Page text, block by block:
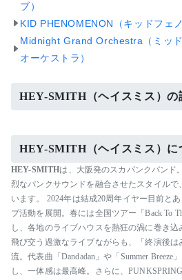
ブ）
KID PHENOMENON（キッドフェノ
Midnight Grand Orchestra（ミッ
オーケストラ）
HEY-SMITH（ヘイスミス）の
HEY-SMITH（ヘイスミス）に
HEY-SMITHは、大阪発のスカパンクバンド
烈なパンクサウンドを融合させたスタイル
います。 2024年は結成20周年イヤー目前と
ブ活動を展開。春には全国ツアー「Back To
し、各地のライブハウスを熱狂の渦に巻き
飛び交う過激なライブながらも、「終演後
流。代表曲「Dandadan」や「Summer
し、一体感は最高峰。さらに、